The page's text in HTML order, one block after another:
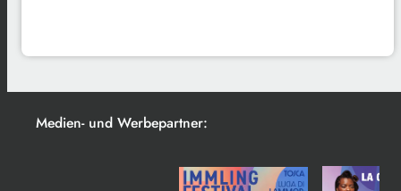
Medien- und Werbepartner: